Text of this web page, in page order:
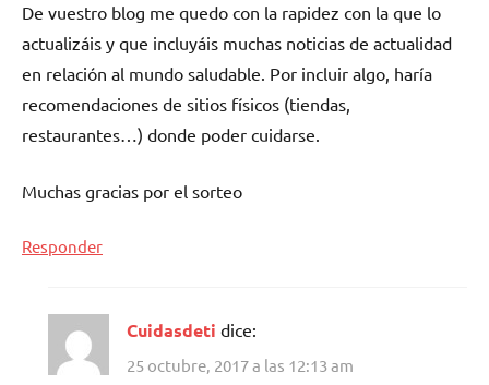
De vuestro blog me quedo con la rapidez con la que lo
actualizáis y que incluyáis muchas noticias de actualidad
en relación al mundo saludable. Por incluir algo, haría
recomendaciones de sitios físicos (tiendas,
restaurantes…) donde poder cuidarse.
Muchas gracias por el sorteo
Responder
Cuidasdeti dice:
25 octubre, 2017 a las 12:13 am